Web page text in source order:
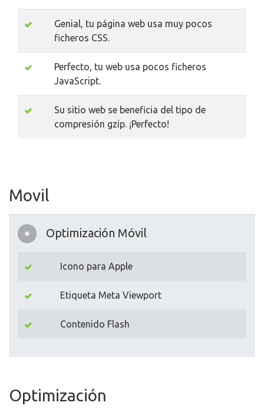
Genial, tu página web usa muy pocos
ficheros CSS.
Perfecto, tu web usa pocos ficheros
JavaScript.
Su sitio web se beneficia del tipo de
compresión gzip. ¡Perfecto!
Movil
Optimización Móvil
Icono para Apple
Etiqueta Meta Viewport
Contenido Flash
Optimización